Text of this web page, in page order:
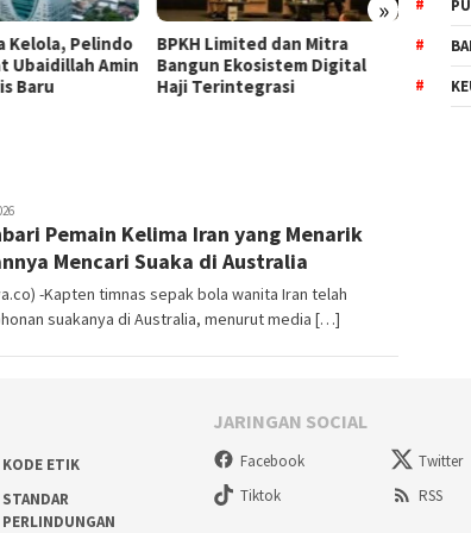
»
Kelola, Pelindo
Ubaidillah Amin
Baru
BPKH Limited dan Mitra
Bangun Ekosistem Digital
Haji Terintegrasi
WTP
Pemain Kelima Iran yang Menarik
Mencari Suaka di Australia
-Kapten timnas sepak bola wanita Iran telah
suakanya di Australia, menurut media […]
KODE ETIK
STANDAR
PERLINDUNGAN
JARINGAN SOCIAL
Facebook Twitter
Tiktok
RSS